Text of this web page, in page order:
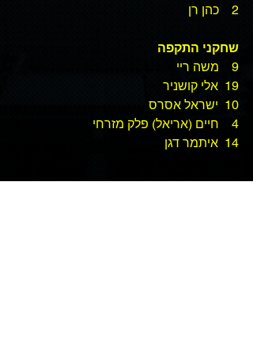
2    כהן רן
שחקני התקפה
9    משה ריי
19  אלי קושניר
10  ישראל אסרס
4    חיים (אריאל) פלק מזרחי
14  איתמר דגן